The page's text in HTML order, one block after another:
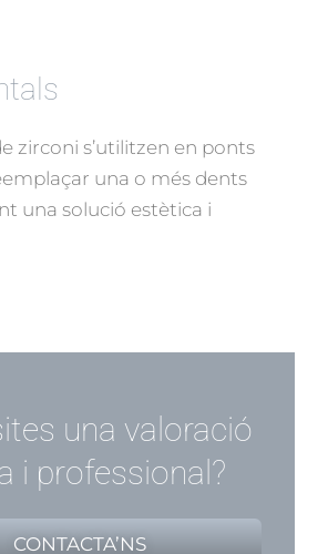
zirconi s’utilitzen en ponts
una o més dents
una solució estètica i
una valoració
i professional?
CONTACTA’NS